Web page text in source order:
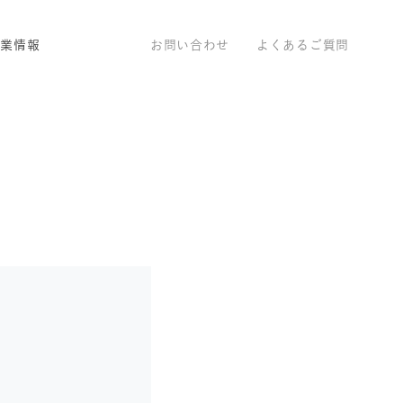
情報 お問い合わせ よくあるご質問